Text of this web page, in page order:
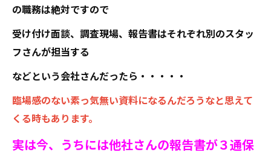
の職務は絶対ですので
受け付け面談、調査現場、報告書はそれぞれ別のスタッ
フさんが担当する
などという会社さんだったら・・・・・
臨場感のない素っ気無い資料になるんだろうなと思えて
くる時もあります。
実は今、うちには他社さんの報告書が３通保